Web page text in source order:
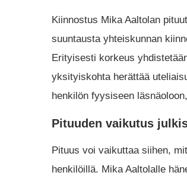
Kiinnostus Mika Aaltolan
suuntausta yhteiskunnan
Erityisesti korkeus
yksityiskohta herättää
henkilön fyysiseen
Pituuden vaikutus
Pituus voi vaikuttaa siihen,
henkilöillä. Mika Aaltolalle